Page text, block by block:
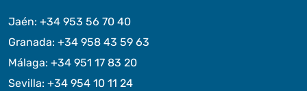
Jaén: +34 953 56 70 40
Granada: +34 958 43 59 63
Málaga: +34 951 17 83 20
Sevilla: +34 954 10 11 24